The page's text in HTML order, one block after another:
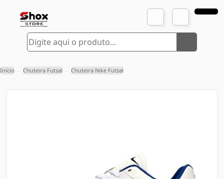
Início › Chuteira Futsal › Chuteira Nike Futsal